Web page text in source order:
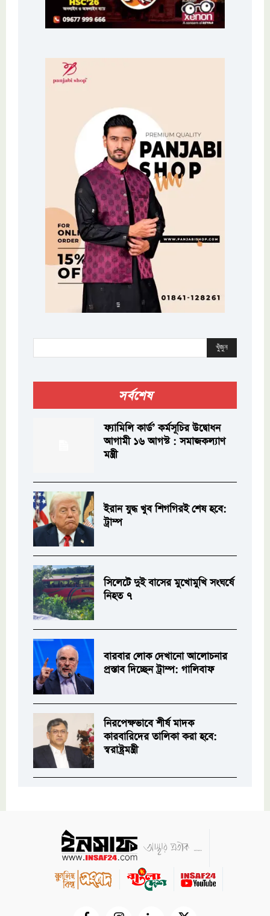
খুঁজুন
সর্বশেষ
ফ্যামিলি কার্ড’ কর্মসূচির উদ্বোধন
আগামী ১৬ আগস্ট : সমাজকল্যাণ
মন্ত্রী
ইরান যুদ্ধ খুব শিগগিরই শেষ হবে:
ট্রাম্প
সিলেটে দুই বাসের মুখোমুখি সংঘর্ষে
নিহত ৭
বারবার লোক দেখানো আলোচনার
প্রস্তাব দিচ্ছেন ট্রাম্প: গালিবাফ
নিরপেক্ষভাবে শীর্ষ মাদক
কারবারিদের তালিকা করা হবে:
স্বরাষ্ট্রমন্ত্রী